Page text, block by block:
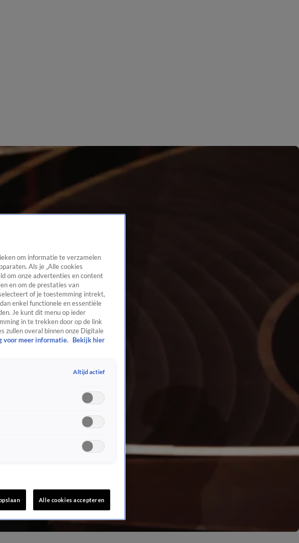
om informatie te verzamelen
Als je „Alle cookies
om onze advertenties en content
en om de prestaties van
of je toestemming intrekt,
enkel functionele en essentiële
Je kunt dit menu op ieder
in te trekken door op de link
zullen overal binnen onze Digitale
voor meer informatie.
Bekijk hier
Altijd actief
Alle cookies accepteren